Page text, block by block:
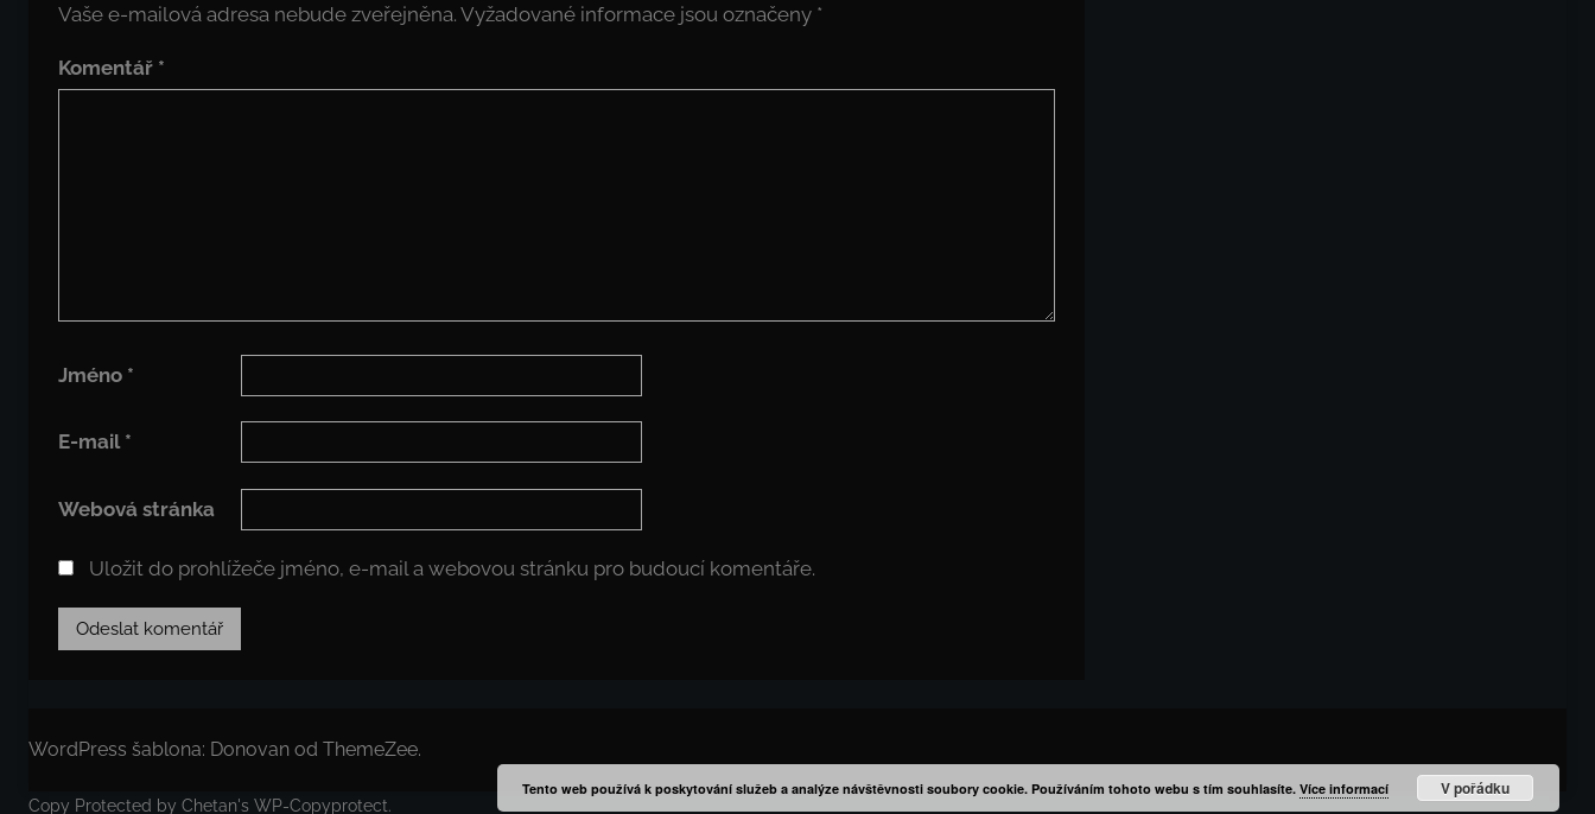
Vaše e-mailová adresa nebude zveřejněna. Vyžadované informace jsou označeny *
Komentář *
Jméno *
E-mail *
Webová stránka
Uložit do prohlížeče jméno, e-mail a webovou stránku pro budoucí komentáře.
WordPress šablona: Donovan od ThemeZee.
Copy Protected by Chetan's WP-Copyprotect.
Tento web používá k poskytování služeb a analýze návštěvnosti soubory cookie. Používáním tohoto webu s tím souhlasíte. Více informací V pořádku